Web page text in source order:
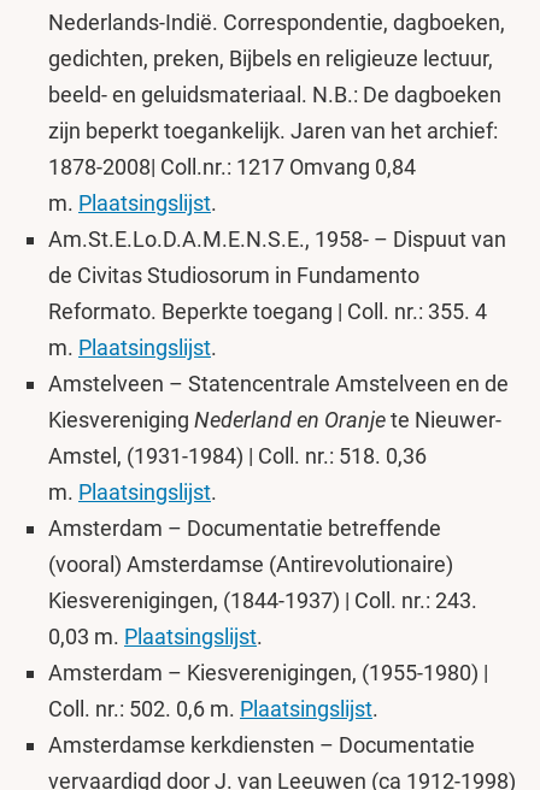
Nederlands-Indië. Correspondentie, dagboeken,
gedichten, preken, Bijbels en religieuze lectuur,
beeld- en geluidsmateriaal. N.B.: De dagboeken
zijn beperkt toegankelijk. Jaren van het archief:
1878-2008| Coll.nr.: 1217 Omvang 0,84
m. Plaatsingslijst.
Am.St.E.Lo.D.A.M.E.N.S.E., 1958- – Dispuut van
de Civitas Studiosorum in Fundamento
Reformato. Beperkte toegang | Coll. nr.: 355. 4
m. Plaatsingslijst.
Amstelveen – Statencentrale Amstelveen en de
Kiesvereniging Nederland en Oranjete Nieuwer-
Amstel, (1931-1984) | Coll. nr.: 518. 0,36
m. Plaatsingslijst.
Amsterdam – Documentatie betreffende
(vooral) Amsterdamse (Antirevolutionaire)
Kiesverenigingen, (1844-1937) | Coll. nr.: 243.
0,03 m. Plaatsingslijst.
Amsterdam – Kiesverenigingen, (1955-1980) |
Coll. nr.: 502. 0,6 m. Plaatsingslijst.
Amsterdamse kerkdiensten – Documentatie
vervaardigd door J. van Leeuwen (ca 1912-1998)